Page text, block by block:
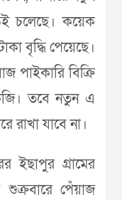
চলেছে। কয়েক
বৃদ্ধি পেয়েছে।
পাইকারি বিক্রি
তবে নতুন এ
রাখা যাবে না।
ইছাপুর গ্রামের
পেঁয়াজ